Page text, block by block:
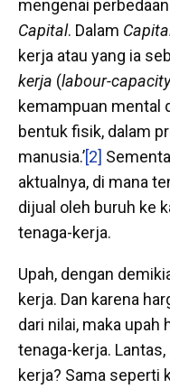
mengenai
Capital. Dalam
kerja atau yang ia
kerja (labour-capacity
kemampuan mental
bentuk fisik, dalam
manusia.’[2]
aktualnya, di mana
dijual oleh buruh ke
tenaga-kerja.
Upah, dengan
kerja. Dan karena
dari nilai, maka upah
tenaga-kerja.
kerja? Sama seperti